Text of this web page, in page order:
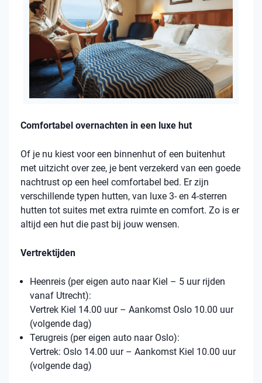
Comfortabel overnachten in een luxe hut
Of je nu kiest voor een binnenhut of een buitenhut
met uitzicht over zee, je bent verzekerd van een goede
nachtrust op een heel comfortabel bed. Er zijn
verschillende typen hutten, van luxe 3- en 4-sterren
hutten tot suites met extra ruimte en comfort. Zo is er
altijd een hut die past bij jouw wensen.
Vertrektijden
Heenreis (per eigen auto naar Kiel – 5 uur rijden
vanaf Utrecht):
Vertrek Kiel 14.00 uur – Aankomst Oslo 10.00 uur
(volgende dag)
Terugreis (per eigen auto naar Oslo):
Vertrek: Oslo 14.00 uur – Aankomst Kiel 10.00 uur
(volgende dag)